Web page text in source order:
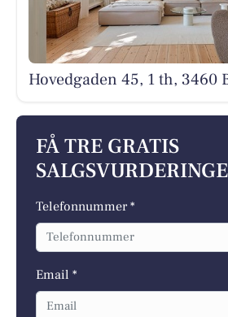
Hovedgaden 45, 1 th, 3460
FÅ TRE GRATIS
Telefonnummer *
Email *